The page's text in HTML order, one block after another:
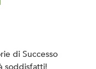
di Successo